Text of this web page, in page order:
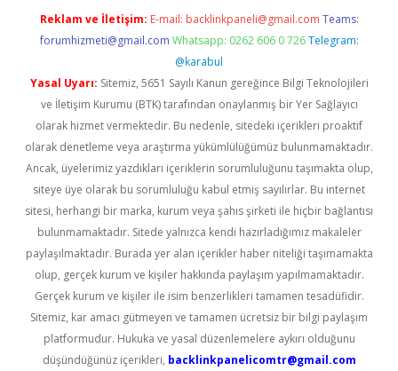
Reklam ve İletişim: E-mail: backlinkpaneli@gmail.com Teams:
forumhizmeti@gmail.com Whatsapp: 0262 606 0 726 Telegram:
@karabul
Yasal Uyarı: Sitemiz, 5651 Sayılı Kanun gereğince Bilgi Teknolojileri
ve İletişim Kurumu (BTK) tarafından onaylanmış bir Yer Sağlayıcı
olarak hizmet vermektedir. Bu nedenle, sitedeki içerikleri proaktif
olarak denetleme veya araştırma yükümlülüğümüz bulunmamaktadır.
Ancak, üyelerimiz yazdıkları içeriklerin sorumluluğunu taşımakta olup,
siteye üye olarak bu sorumluluğu kabul etmiş sayılırlar. Bu internet
sitesi, herhangi bir marka, kurum veya şahıs şirketi ile hiçbir bağlantısı
bulunmamaktadır. Sitede yalnızca kendi hazırladığımız makaleler
paylaşılmaktadır. Burada yer alan içerikler haber niteliği taşımamakta
olup, gerçek kurum ve kişiler hakkında paylaşım yapılmamaktadır.
Gerçek kurum ve kişiler ile isim benzerlikleri tamamen tesadüfidir.
Sitemiz, kar amacı gütmeyen ve tamamen ücretsiz bir bilgi paylaşım
platformudur. Hukuka ve yasal düzenlemelere aykırı olduğunu
düşündüğünüz içerikleri, backlinkpanelicomtr@gmail.com